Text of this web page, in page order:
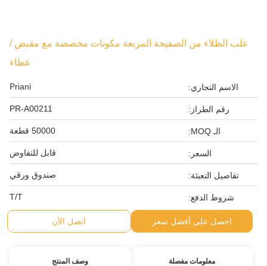
علب الطلاء من الصفيحة المربعة مكونات مخصصة مع مقبض /
غطاء
الاسم التجاري: Priani
رقم الطراز: PR-A00211
الـ MOQ: 50000 قطعة
السعر: قابل للتفاوض
تفاصيل التعبئة: صندوق ورقي
شروط الدفع: T/T
احصل على أفضل سعر اتصل الآن
معلومات مفصلة وصف المنتج